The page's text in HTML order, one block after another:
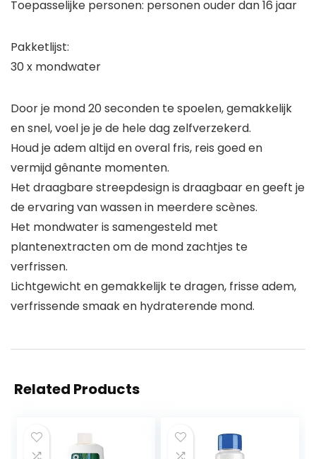
Toepasselijke personen: personen ouder dan 16 jaar
Pakketlijst:
30 x mondwater
Door je mond 20 seconden te spoelen, gemakkelijk
en snel, voel je je de hele dag zelfverzekerd.
Houd je adem altijd en overal fris, reis goed en
vermijd gênante momenten.
Het draagbare streepdesign is draagbaar en geeft je
de ervaring van wassen in meerdere scènes.
Het mondwater is samengesteld met
plantenextracten om de mond zachtjes te
verfrissen.
Lichtgewicht en gemakkelijk te dragen, frisse adem,
verfrissende smaak en hydraterende mond.
Related Products